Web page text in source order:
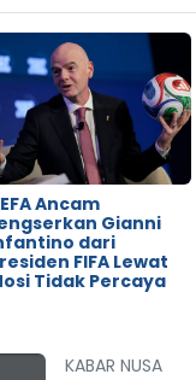
Ancam
Gianni
dari
FIFA Lewat
Tidak Percaya
KABAR NUSA